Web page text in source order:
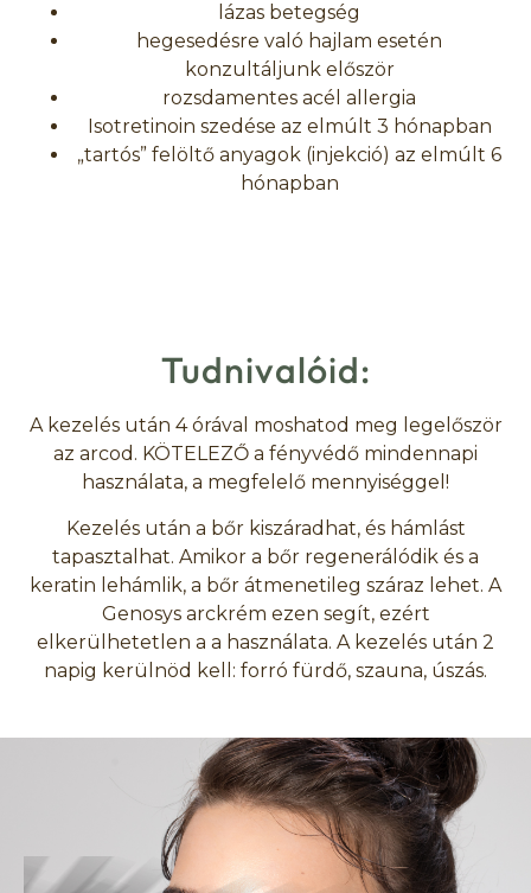
lázas betegség
hegesedésre való hajlam esetén
konzultáljunk először
rozsdamentes acél allergia
Isotretinoin szedése az elmúlt 3 hónapban
„tartós” felöltő anyagok (injekció) az elmúlt 6
hónapban
Tudnivalóid:
A kezelés után 4 órával moshatod meg legelőször
az arcod. KÖTELEZŐ a fényvédő mindennapi
használata, a megfelelő mennyiséggel!
Kezelés után a bőr kiszáradhat, és hámlást
tapasztalhat. Amikor a bőr regenerálódik és a
keratin lehámlik, a bőr átmenetileg száraz lehet. A
Genosys arckrém ezen segít, ezért
elkerülhetetlen a a használata. A kezelés után 2
napig kerülnöd kell: forró fürdő, szauna, úszás.